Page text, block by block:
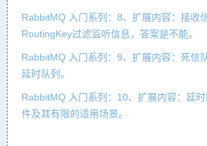
RabbitMQ 入门系列：8、扩展内容：接收
RoutingKey过滤监听信息，答案是不能。
RabbitMQ 入门系列：9、扩展内容：死信
延时队列。
RabbitMQ 入门系列：10、扩展内容：延
件及其有限的适用场景。